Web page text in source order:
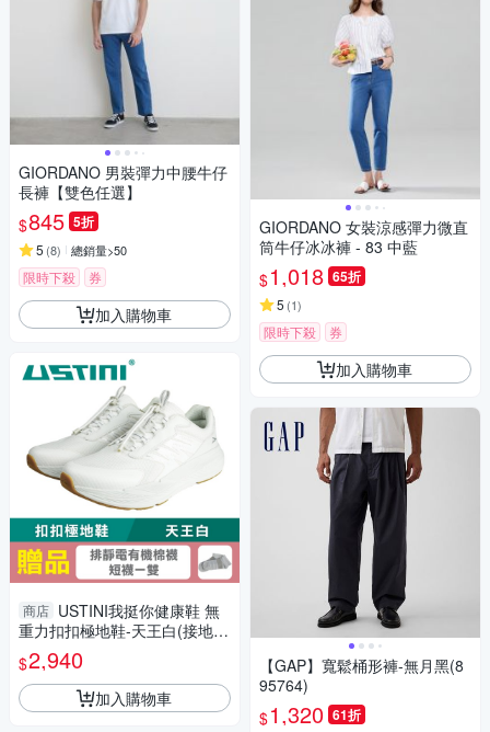
GIORDANO 男裝彈力中腰牛仔
長褲【雙色任選】
$845 5折
5 (8) 總銷量>50
限時下殺 券
加入購物車
商店 USTINI我挺你健康鞋 無
重力扣扣極地鞋-天王白(接地氣
鞋 限時優惠 買鞋送襪)
$2,940
加入購物車
GIORDANO 女裝涼感彈力微直
筒牛仔冰冰褲 - 83 中藍
$1,018 65折
5 (1)
限時下殺 券
加入購物車
【GAP】寬鬆桶形褲-無月黑(8
95764)
$1,320 61折